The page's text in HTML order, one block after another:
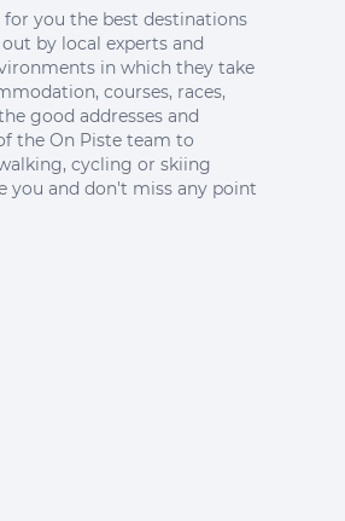
you the best destinations
by local experts and
in which they take
courses, races,
good addresses and
the On Piste team to
cycling or skiing
you and don't miss any point